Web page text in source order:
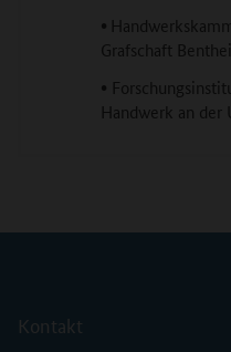
•
Grafschaft
•
Handwerk an der
Kontakt